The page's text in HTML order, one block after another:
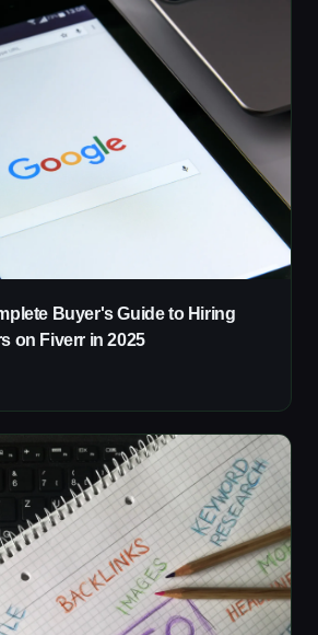
Buyer's Guide to Hiring
on Fiverr in 2025